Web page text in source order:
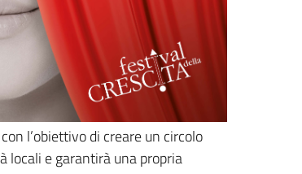
l’obiettivo di creare un circolo
locali e garantirà una propria